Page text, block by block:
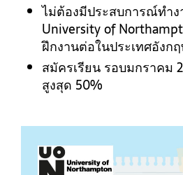
ไม่ต้องมีประสบการณ์ทำง
University of
ฝึกงานต่อในประเทศอังก
สมัครเรียน รอบมกราคม
สูงสุด 50%